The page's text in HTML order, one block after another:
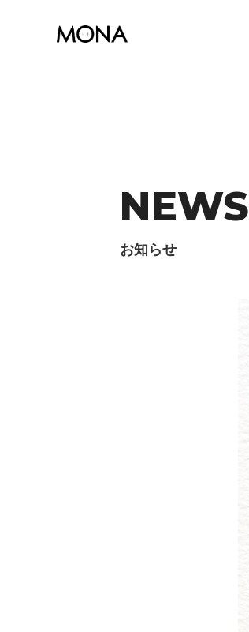
NEWS
お知らせ